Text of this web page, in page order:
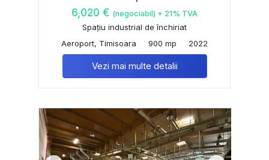
6,020 € (negociabil) + 21% TVA
Spațiu industrial de închiriat
Aeroport, Timisoara
900 mp 2022
Vezi mai multe detalii